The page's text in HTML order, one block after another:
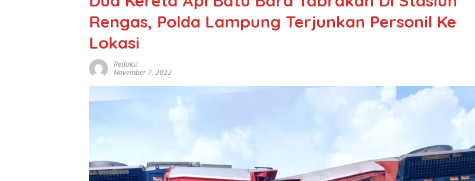
Rengas, Polda Lampung Terjunkan Personil Ke
Lokasi
Redaksi
November 7, 2022